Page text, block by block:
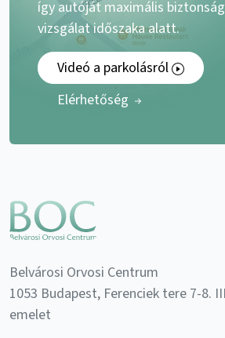
így autóját maximális
vizsgálat időszaka alatt.
Videó a parkolásról
Elérhetőség
Belvárosi Orvosi Centrum
1053 Budapest, Ferenciek tere 7-8.
emelet